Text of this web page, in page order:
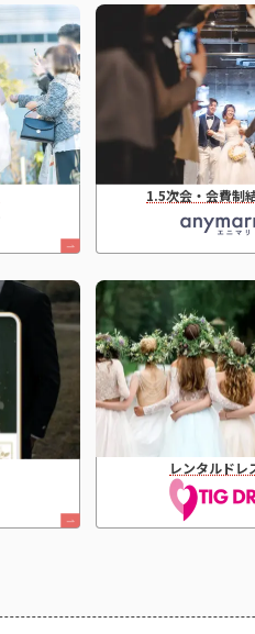
1.5次会・会費制
レンタルドレ